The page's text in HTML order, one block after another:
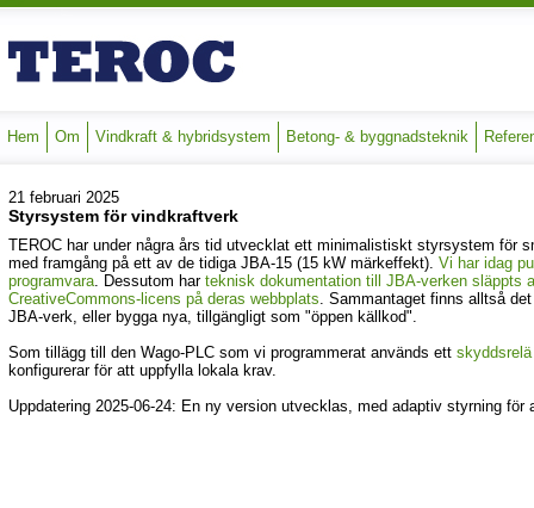
Hem Om Vindkraft & hybridsystem Betong- & byggnadsteknik
21 februari 2025
Styrsystem för vindkraftverk
TEROC har under några års tid utvecklat ett minimalistiskt styrsystem för
med framgång på ett av de tidiga JBA-15 (15 kW märkeffekt). Vi har idag
programvara. Dessutom har teknisk dokumentation till JBA-verken släppts
CreativeCommons-licens på deras webbplats. Sammantaget finns alltså
JBA-verk, eller bygga nya, tillgängligt som "öppen källkod".
Som tillägg till den Wago-PLC som vi programmerat används ett
konfigurerar för att uppfylla lokala krav.
Uppdatering 2025-06-24: En ny version utvecklas, med adaptiv styrning